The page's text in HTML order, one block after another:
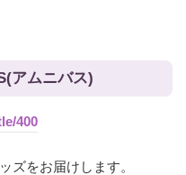
アムニバス)
400
ズをお届けします。